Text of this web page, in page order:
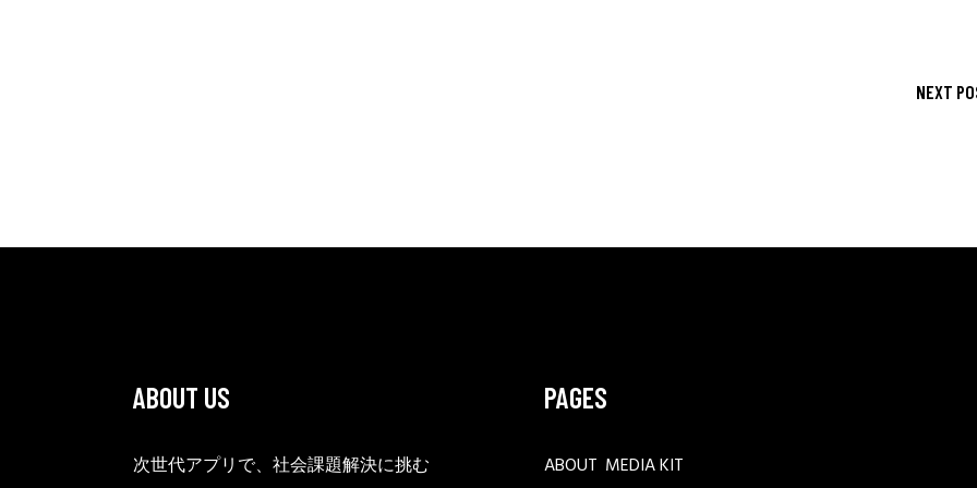
NEXT
ABOUT US
次世代アプリで、社会課題解決に挑む
PAGES
ABOUT MEDIA KIT